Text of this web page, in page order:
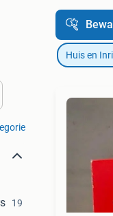
19
Huis en